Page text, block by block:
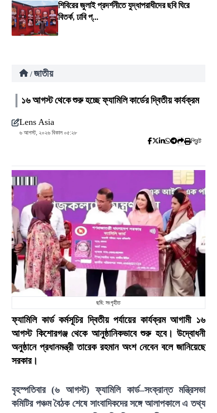
শিবিরের জুলাই প্রদর্শনীতে যুদ্ধাপরাধীদের ছবি ঘিরে
বিতর্ক, ঢাবি প্...
/ জাতীয়
১৬ আগস্ট থেকে শুরু হচ্ছে ফ্যামিলি কার্ডের দ্বিতীয় কার্যক্রম
Lens Asia
৬ আগস্ট, ২০২৬ বিকাল ০৫:২৮
প্রিন্ট
ছবি: সংগৃহীত
ফ্যামিলি কার্ড কর্মসূচির দ্বিতীয় পর্যায়ের কার্যক্রম আগামী ১৬
আগস্ট কিশোরগঞ্জ থেকে আনুষ্ঠানিকভাবে শুরু হবে। উদ্বোধনী
অনুষ্ঠানে প্রধানমন্ত্রী তারেক রহমান অংশ নেবেন বলে জানিয়েছে
সরকার।
বৃহস্পতিবার (৬ আগস্ট) ফ্যামিলি কার্ড–সংক্রান্ত মন্ত্রিসভা
কমিটির পঞ্চম বৈঠক শেষে সাংবাদিকদের সঙ্গে আলাপকালে এ তথ্য